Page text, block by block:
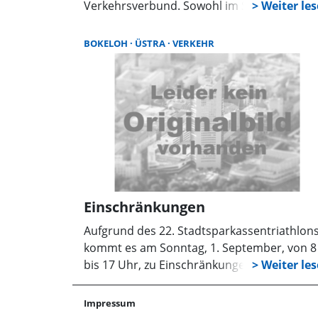
Verkehrsverbund. Sowohl im Stadtbahn- als
zahlreiche Anpassungen im Fahrtenangebot
und in den Linienverläufen.
BOKELOH ÜSTRA VERKEHR
Einschränkungen
Aufgrund des 22. Stadtsparkassentriathlons
kommt es am Sonntag, 1. September, von 8
bis 17 Uhr, zu Einschränkungen im
Busverkehr der Linie 740. In dieser Zeit
können die Haltestellen Freibad und Kaliwerk
Impressum